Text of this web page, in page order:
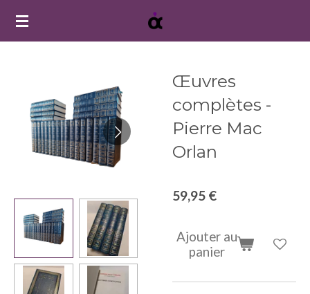
Passer
Œuvres
complètes -
Pierre Mac
Orlan
59,95 €
Ajouter au
panier